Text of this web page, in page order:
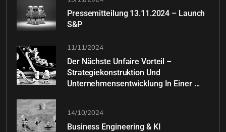
Pressemitteilung 13.11.2024 – Launch
S&P
11/11/2024
Der Nächste Unfaire Vorteil –
Strategiekonstruktion Und
Unternehmensentwicklung In Einer ...
14/10/2024
Business Engineering & KI